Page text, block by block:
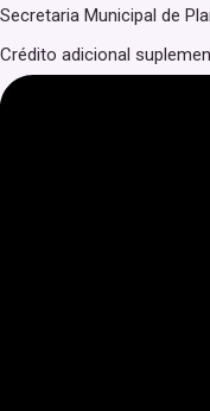
Secretaria Municipal de
Crédito adicional